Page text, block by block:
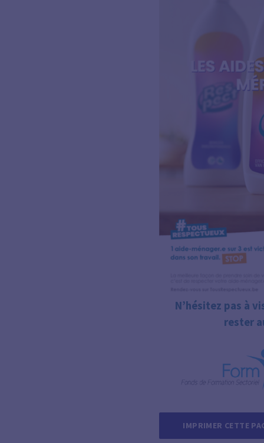
N’hésitez pas à
rester
IMPRIMER CETTE